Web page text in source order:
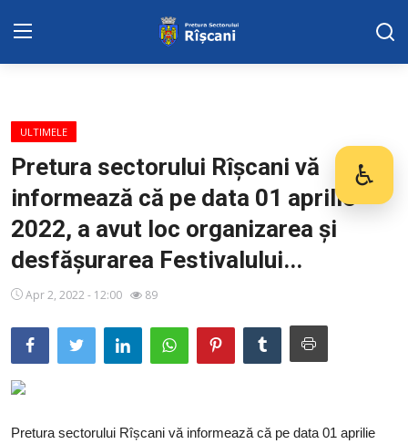
♿
Adresa: str. Kiev 3 | tel: +373 (22) 44 10
98 | mail: pretura.riscani@gmail.com
SERVICII SECTOR
Harta sect. Riscani
ADMINISTRAŢIA
Transparența
Proiecte
ULTIMELE
Pretura sectorului Rîșcani vă
informează că pe data 01 aprilie
2022, a avut loc organizarea și
desfășurarea Festivalului...
Apr 2, 2022 - 12:00 89
Pretura sectorului Rîșcani vă informează că pe data 01 aprilie